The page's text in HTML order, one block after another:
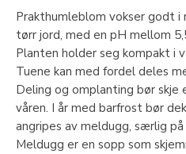
Prakthumleblom vokser godt i
tørr jord, med en pH mellom
Planten holder seg kompakt i
Tuene kan med fordel deles
Deling og omplanting bør
våren. I år med barfrost bør
angripes av meldugg, særlig
Meldugg er en sopp som